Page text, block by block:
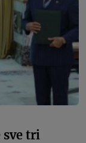
sve tri